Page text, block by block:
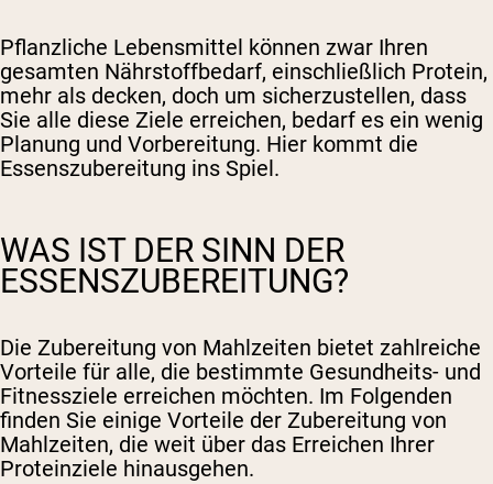
Pflanzliche Lebensmittel können zwar Ihren
gesamten Nährstoffbedarf, einschließlich Protein,
mehr als decken, doch um sicherzustellen, dass
Sie alle diese Ziele erreichen, bedarf es ein wenig
Planung und Vorbereitung. Hier kommt die
Essenszubereitung ins Spiel.
WAS IST DER SINN DER
ESSENSZUBEREITUNG?
Die Zubereitung von Mahlzeiten bietet zahlreiche
Vorteile für alle, die bestimmte Gesundheits- und
Fitnessziele erreichen möchten. Im Folgenden
finden Sie einige Vorteile der Zubereitung von
Mahlzeiten, die weit über das Erreichen Ihrer
Proteinziele hinausgehen.